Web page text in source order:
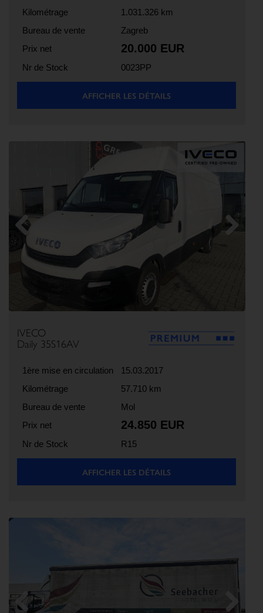
Kilométrage
1.031.326 km
Bureau de vente
Zagreb
Prix net
20.000 EUR
Nr de Stock 0023PP
AFFICHER LES DÉTAILS
Previous
IVECO
Daily 35S16AV
1ère mise en circulation
15.03.2017
Kilométrage
57.710 km
Bureau de vente
Mol
Prix net
24.850 EUR
Nr de Stock R15
AFFICHER LES DÉTAILS